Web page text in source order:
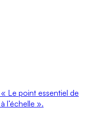
Le point essentiel de
l’échelle ».